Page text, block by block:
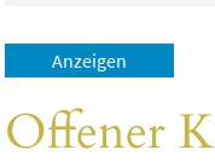
Offener